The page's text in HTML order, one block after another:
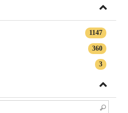
1147
360
3